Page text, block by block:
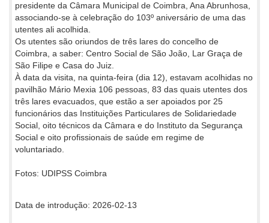
presidente da Câmara Municipal de Coimbra, Ana Abrunhosa,
associando-se à celebração do 103º aniversário de uma das
utentes ali acolhida.
Os utentes são oriundos de três lares do concelho de
Coimbra, a saber: Centro Social de São João, Lar Graça de
São Filipe e Casa do Juiz.
À data da visita, na quinta-feira (dia 12), estavam acolhidas no
pavilhão Mário Mexia 106 pessoas, 83 das quais utentes dos
três lares evacuados, que estão a ser apoiados por 25
funcionários das Instituições Particulares de Solidariedade
Social, oito técnicos da Câmara e do Instituto da Segurança
Social e oito profissionais de saúde em regime de
voluntariado.
Fotos: UDIPSS Coimbra
Data de introdução: 2026-02-13